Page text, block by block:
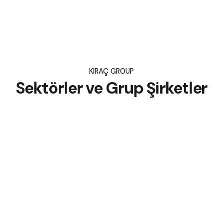
KIRAÇ GROUP
Sektörler ve Grup Şirketler